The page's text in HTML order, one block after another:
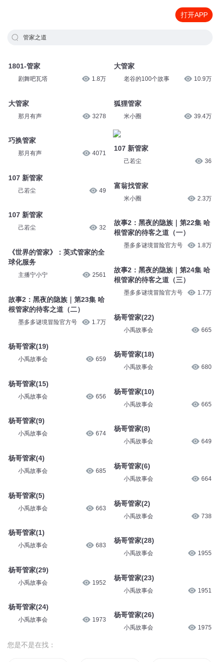
打开APP
管家之道
1801-管家
剧舞吧瓦塔 1.8万
大管家
那月有声 3278
巧换管家
那月有声 4071
107 新管家
己若尘 49
107 新管家
己若尘 32
《世界的管家》：英式管家的全
球化服务
主播宁小宁 2561
故事2：黑夜的隐族｜第23集 哈
根管家的待客之道（二）
墨多多谜境冒险官方号 1.7万
杨哥管家(19)
小禹故事会 659
杨哥管家(15)
小禹故事会 656
杨哥管家(9)
小禹故事会 674
杨哥管家(4)
小禹故事会 685
杨哥管家(5)
小禹故事会 663
杨哥管家(1)
小禹故事会 683
杨哥管家(29)
小禹故事会 1952
杨哥管家(24)
小禹故事会 1973
大管家
老谷的100个故事 10.9万
狐狸管家
米小圈 39.4万
107 新管家
己若尘 36
富翁找管家
米小圈 2.3万
故事2：黑夜的隐族｜第22集 哈
根管家的待客之道（一）
墨多多谜境冒险官方号 1.8万
故事2：黑夜的隐族｜第24集 哈
根管家的待客之道（三）
墨多多谜境冒险官方号 1.7万
杨哥管家(22)
小禹故事会 665
杨哥管家(18)
小禹故事会 680
杨哥管家(10)
小禹故事会 665
杨哥管家(8)
小禹故事会 649
杨哥管家(6)
小禹故事会 664
杨哥管家(2)
小禹故事会 738
杨哥管家(28)
小禹故事会 1955
杨哥管家(23)
小禹故事会 1951
杨哥管家(26)
小禹故事会 1975
您是不是在找：